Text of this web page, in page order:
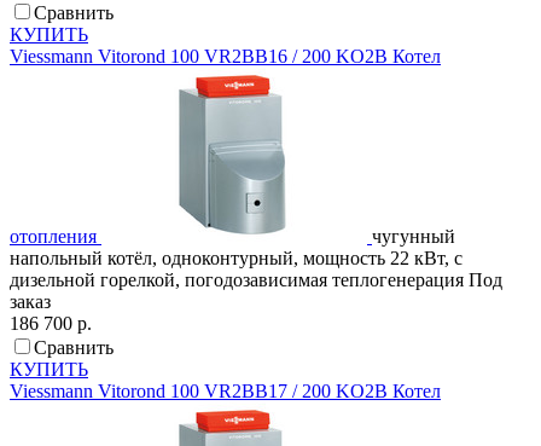
Сравнить
КУПИТЬ
Viessmann Vitorond 100 VR2BB16 / 200 KO2B Котел
отопления
чугунный
напольный котёл, одноконтурный, мощность 22 кВт, с
дизельной горелкой, погодозависимая теплогенерация Под
заказ
186 700 р.
Сравнить
КУПИТЬ
Viessmann Vitorond 100 VR2BB17 / 200 KO2B Котел